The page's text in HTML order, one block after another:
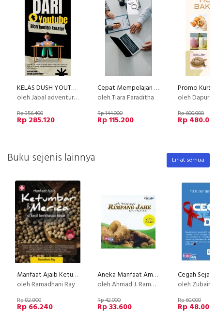
KELAS DUSH YOUTUBE : Cara Dapat Uang Setiap Hari dan 10 Juta pertama dari Youtube
oleh Jabal adventure x Jabal Digital
Rp 356.400
Rp 285.120
Cepat Mempelajari Asuransi Sebelum Membeli
oleh Tiara Faraditha
Rp 144.000
Rp 115.200
oleh Dapur
Rp 600.000
Rp
Buku sejenis lainnya Lihat semua
Manfaat Ajaib Ketumbar Dan Merica Si Kecil Berkhasiat Besar
oleh Ramadhani Ray
Rp 82.800
Rp 66.240
Aneka Manfaat Ampuh Rimpang Jahe Untuk Pengobatan
oleh Ahmad J. Ramadhan
Rp 42.000
Rp 33.600
Cegah Sejak
oleh Zubairi
Rp 60.000
Rp 48.000